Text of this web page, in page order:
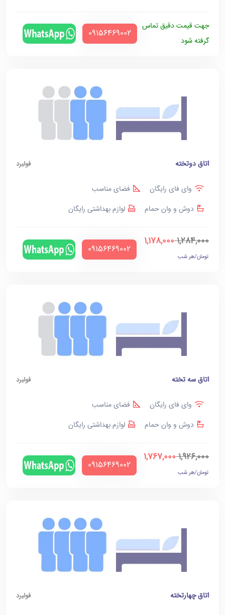
جهت قیمت دقیق تماس
گرفته شود
‪09156469002‬
اتاق دوتخته فولبرد
وای فای رایگان
فضای مناسب
دوش و وان حمام
لوازم بهداشتی رایگان
1,284,000
1,178,000
تومان/هر شب
‪09156469002‬
اتاق سه تخته فولبرد
وای فای رایگان
فضای مناسب
دوش و وان حمام
لوازم بهداشتی رایگان
1,926,000
1,767,000
تومان/هر شب
‪09156469002‬
اتاق چهارتخته فولبرد